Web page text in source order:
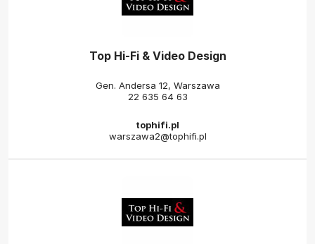
Top Hi-Fi & Video Design
Gen. Andersa 12, Warszawa
22 635 64 63
tophifi.pl
warszawa2@tophifi.pl